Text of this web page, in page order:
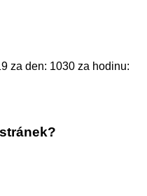
za den: 1030 za hodinu: